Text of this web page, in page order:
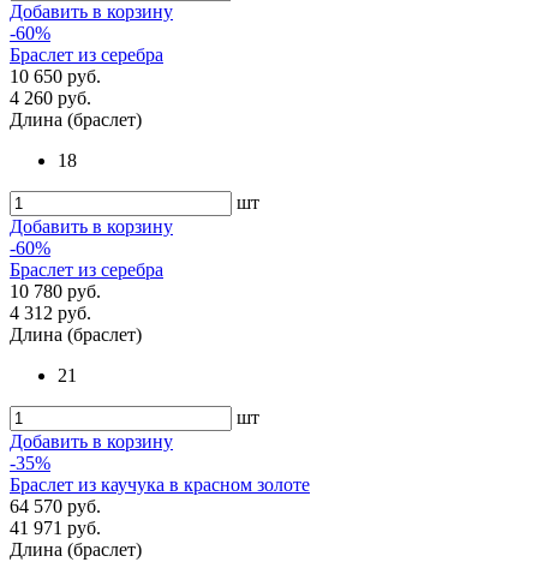
Добавить в корзину
-60%
Браслет из серебра
10 650 руб.
4 260 руб.
Длина (браслет)
18
шт
Добавить в корзину
-60%
Браслет из серебра
10 780 руб.
4 312 руб.
Длина (браслет)
21
шт
Добавить в корзину
-35%
Браслет из каучука в красном золоте
64 570 руб.
41 971 руб.
Длина (браслет)